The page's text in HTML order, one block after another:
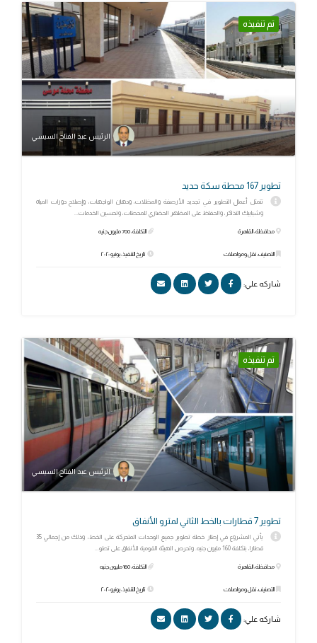
تم تنفيذه
الرئيس عبد الفتاح السيسي
تطوير 167 محطة سكة حديد
تتمثل أعمال التطوير في تجديد الأرصفة والمظلات، ودهان الواجهات، وإصلاح دورات المياه
وشبابيك التذاكر، والحفاظ على المظهر الحضاري للمحطات، وتحسين الخدمات...
محافظة: القاهرة
التصنيف: نقل ومواصلات
التكلفة: 700 مليون جنيه
تاريخ التنفيذ: يونيو ٢٠٢٠
شاركه علي:
تم تنفيذه
الرئيس عبد الفتاح السيسي
تطوير 7 قطارات بالخط الثاني لمترو الأنفاق
يأتي المشروع في إطار خطة تطوير جميع الوحدات المتحركة على الخط، وذلك من إجمالي 35
قطارا، بتكلفة 160 مليون جنيه. وتحرص الهيئة القومية للأنفاق على تطو...
محافظة: القاهرة
التصنيف: نقل ومواصلات
التكلفة: 160 مليون جنيه
تاريخ التنفيذ: يونيو ٢٠٢٠
شاركه علي: